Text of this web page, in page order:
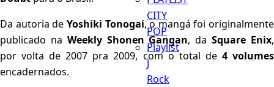
CITY
POP
Playlist
J
Rock
Da autoria de Yoshiki Tonogai, o mangá foi originalmente
publicado na Weekly Shonen Gangan, daSquare Enix,
por volta de 2007 pra 2009, com o total de 4 volumes
encadernados.